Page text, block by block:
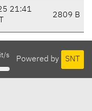
21:41
2809 B
Powered by SNT
s